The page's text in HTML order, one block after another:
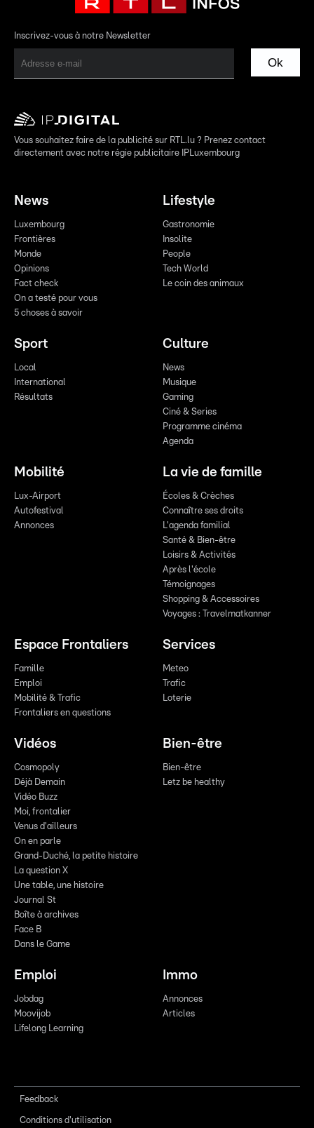
Inscrivez-vous à notre Newsletter
Ok
Vous souhaitez faire de la publicité sur RTL.lu ? Prenez contact
directement avec notre régie publicitaire IPLuxembourg
News
Luxembourg
Frontières
Monde
Opinions
Fact check
On a testé pour vous
5 choses à savoir
Lifestyle
Gastronomie
Insolite
People
Tech World
Le coin des animaux
Sport
Local
International
Résultats
Culture
News
Musique
Gaming
Ciné & Series
Programme cinéma
Agenda
Mobilité
Lux-Airport
Autofestival
Annonces
La vie de famille
Écoles & Crèches
Connaître ses droits
L'agenda familial
Santé & Bien-être
Loisirs & Activités
Après l'école
Témoignages
Shopping & Accessoires
Voyages : Travelmatkanner
Espace Frontaliers
Famille
Emploi
Mobilité & Trafic
Frontaliers en questions
Services
Meteo
Trafic
Loterie
Vidéos
Cosmopoly
Déjà Demain
Vidéo Buzz
Moi, frontalier
Venus d'ailleurs
On en parle
Grand-Duché, la petite histoire
La question X
Une table, une histoire
Journal St
Boîte à archives
Face B
Dans le Game
Bien-être
Bien-être
Letz be healthy
Emploi
Jobdag
Moovijob
Lifelong Learning
Immo
Annonces
Articles
Feedback
Conditions d'utilisation